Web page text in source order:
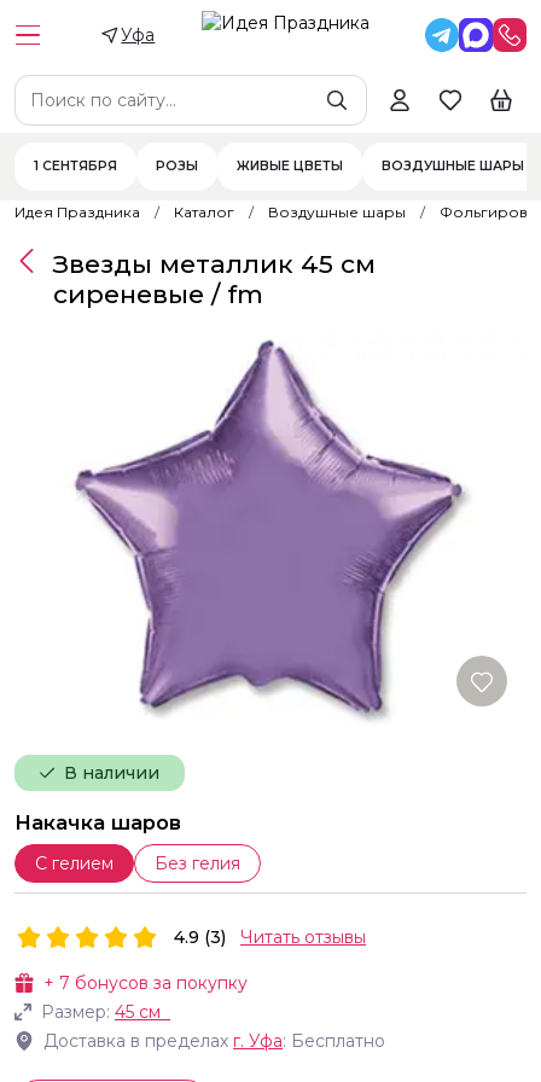
Уфа
1 СЕНТЯБРЯ РОЗЫ ЖИВЫЕ ЦВЕТЫ ВОЗДУШНЫЕ ШАРЫ
Идея Праздника Каталог Воздушные шары
В наличии
Накачка шаров
С гелием Без гелия
Звезды металлик 45 см
сиреневые / fm
+ 7 бонусов за покупку
Размер: 45 см
Доставка в пределах г. Уфа: Бесплатно
4.9 (3) Читать отзывы